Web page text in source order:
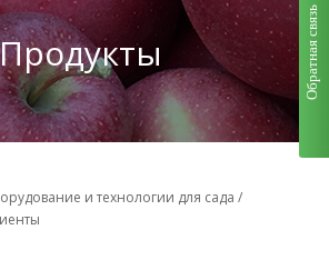
и технологии для сада /
Обратная связь